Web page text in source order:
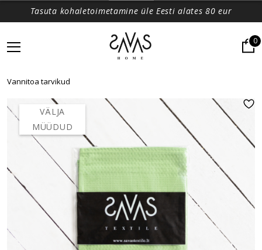
Tasuta kohaletoimetamine üle Eesti alates 80 eur
0
Vannitoa tarvikud
VÄLJA
MÜÜDUD